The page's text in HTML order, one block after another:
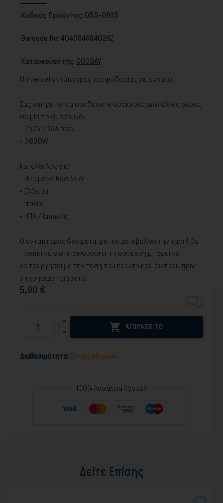
Κωδικός Προϊόντος: 055-0865
Barcode No: 4040849940262
Κατασκευαστής: GOOBAY
Universal αντάπτορας τροφοδοσίας σε schuko.
Σας επιτρέπει να συνδέσετε συσκευές από άλλες χώρες
σε μία πρίζα schuko.
- 250V / 16A max.
- 3680W
Κατάλληλος για:
- Ηνωμένο Βασίλειο
- Ελβετία
- Ιταλία
- ΗΠΑ / Ιαπωνία
Ο αντάπτορας δεν μετατρέπει/μεταβάλλει την τάση! Θα
πρέπει να είστε σίγουροι ότι η συσκευή μπορεί να
λειτουργήσει με την τάση του ηλεκτρικού δικτύου πριν
τη χρησιμοποιήσετε.
5,90 €
 ΑΓΟΡΑΣΕ ΤΟ
Διαθεσιμότητα: Εντός 48 ωρών
100% Ασφάλεια Αγορών
Δείτε Επίσης